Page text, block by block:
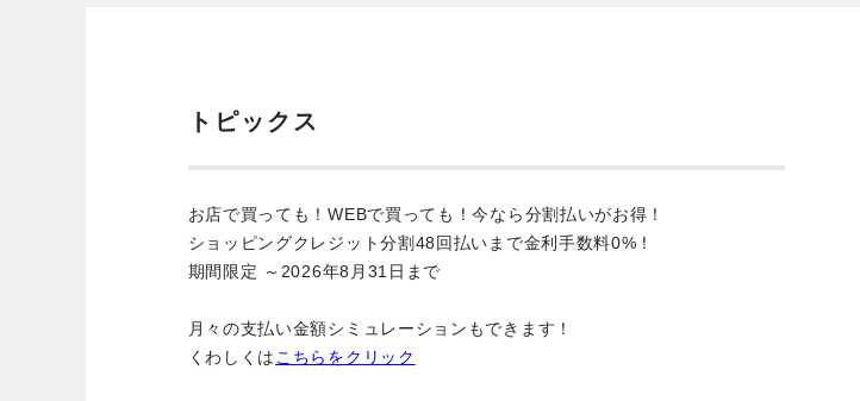
トピックス
お店で買っても！WEBで買っても！今なら分割払いがお得！
ショッピングクレジット分割48回払いまで金利手数料0%！
期間限定 ～2026年8月31日まで
月々の支払い金額シミュレーションもできます！
くわしくは こちらをクリック